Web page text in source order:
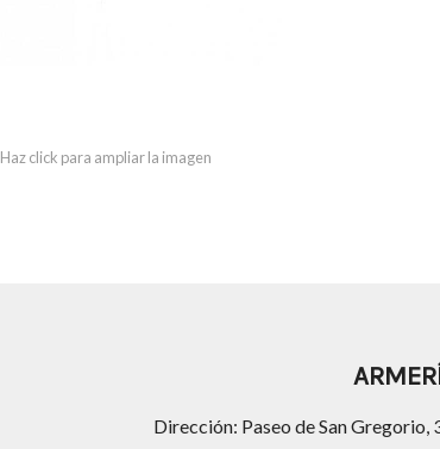
Haz click para ampliar la imagen
Dirección: Paseo de San Gregorio,